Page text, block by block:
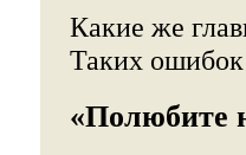
Какие же
Таких ошибок
«Полюбите